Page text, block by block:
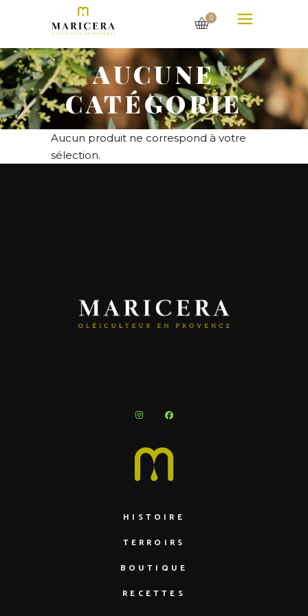
0
AUCUNE
CATÉGORIE
Aucun produit ne correspond à votre
sélection.
HISTOIRE
TERROIRS
BOUTIQUE
RECETTES